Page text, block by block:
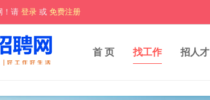
！请 登录 或 免费注册
首 页 找工作 招人才